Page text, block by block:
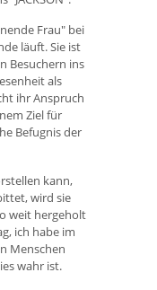
Frau" bei
läuft. Sie ist
Besuchern ins
als
ihr Anspruch
Ziel für
Befugnis der
kann,
wird sie
weit hergeholt
ich habe im
Menschen
wahr ist.